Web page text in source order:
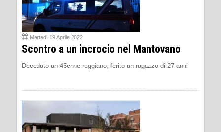
Martedì 19 Aprile 2022
Scontro a un incrocio nel Mantovano
Deceduto un 45enne reggiano, ferito un ragazzo di 27 anni